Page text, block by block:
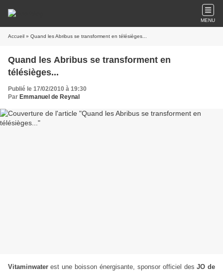
MENU
Accueil » Quand les Abribus se transforment en télésièges...
Quand les Abribus se transforment en
télésièges...
Publié le 17/02/2010 à 19:30
Par Emmanuel de Reynal
Vitaminwater est une boisson énergisante, sponsor officiel des JO de